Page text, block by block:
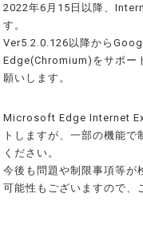
2022年6月15日以降、
す。
Ver5.2.0.126以降から
Edge(Chromium)をサポー
願いします。
Microsoft Edge Internet
トしますが、一部の機能
ください。
今後も問題や制限事項等が
可能性もございますので、